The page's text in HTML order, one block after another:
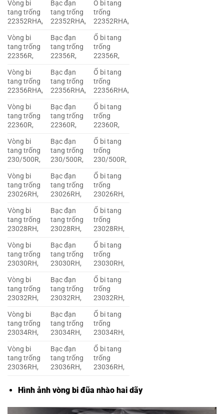
Vòng bi
tang trống
22352RHA,
Bạc đạn
tang trống
22352RHA,
Ổ bi tang
trống
22352RHA,
Vòng bi
tang trống
22356R,
Bạc đạn
tang trống
22356R,
Ổ bi tang
trống
22356R,
Vòng bi
tang trống
22356RHA,
Bạc đạn
tang trống
22356RHA,
Ổ bi tang
trống
22356RHA,
Vòng bi
tang trống
22360R,
Bạc đạn
tang trống
22360R,
Ổ bi tang
trống
22360R,
Vòng bi
tang trống
230/500R,
Bạc đạn
tang trống
230/500R,
Ổ bi tang
trống
230/500R,
Vòng bi
tang trống
23026RH,
Bạc đạn
tang trống
23026RH,
Ổ bi tang
trống
23026RH,
Vòng bi
tang trống
23028RH,
Bạc đạn
tang trống
23028RH,
Ổ bi tang
trống
23028RH,
Vòng bi
tang trống
23030RH,
Bạc đạn
tang trống
23030RH,
Ổ bi tang
trống
23030RH,
Vòng bi
tang trống
23032RH,
Bạc đạn
tang trống
23032RH,
Ổ bi tang
trống
23032RH,
Vòng bi
tang trống
23034RH,
Bạc đạn
tang trống
23034RH,
Ổ bi tang
trống
23034RH,
Vòng bi
tang trống
23036RH,
Bạc đạn
tang trống
23036RH,
Ổ bi tang
trống
23036RH,
Hình ảnh vòng bi đũa nhào hai dãy